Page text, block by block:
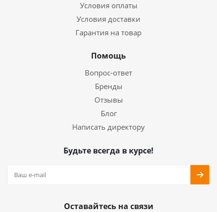
Условия оплаты
Условия доставки
Гарантия на товар
Помощь
Вопрос-ответ
Бренды
Отзывы
Блог
Написать директору
Будьте всегда в курсе!
Оставайтесь на связи